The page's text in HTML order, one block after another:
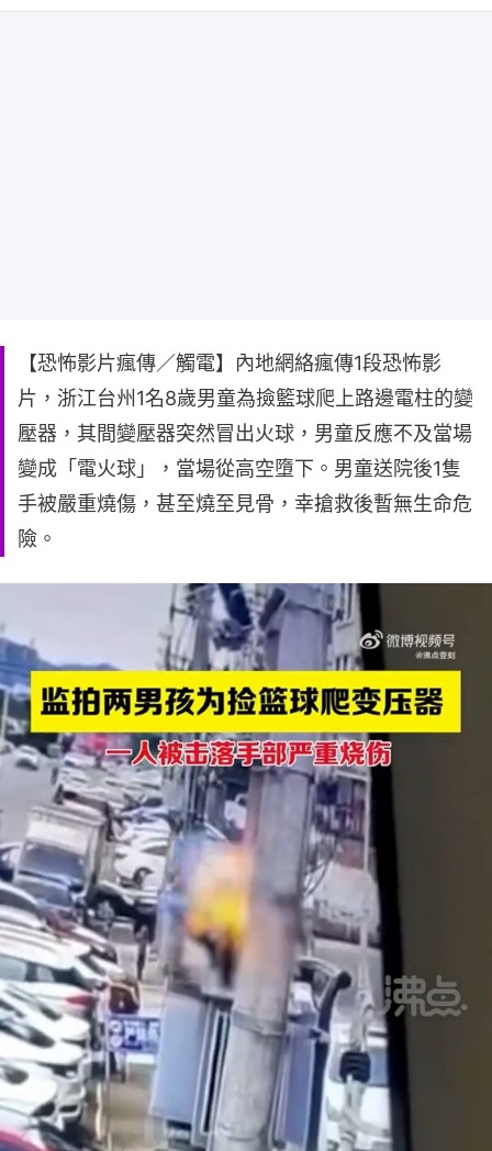
【恐怖影片瘋傳／觸電】內地網絡瘋傳1段恐怖影
片，浙江台州1名8歲男童為撿籃球爬上路邊電柱的變
壓器，其間變壓器突然冒出火球，男童反應不及當場
變成「電火球」，當場從高空墮下。男童送院後1隻
手被嚴重燒傷，甚至燒至見骨，幸搶救後暫無生命危
險。